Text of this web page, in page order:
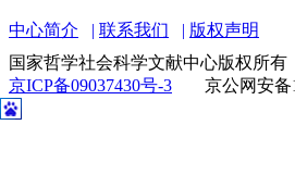
中心简介 联系我们
版权声明
国家哲学社会科学文献中心版权所有
京ICP备09037430号-3
京公网安备